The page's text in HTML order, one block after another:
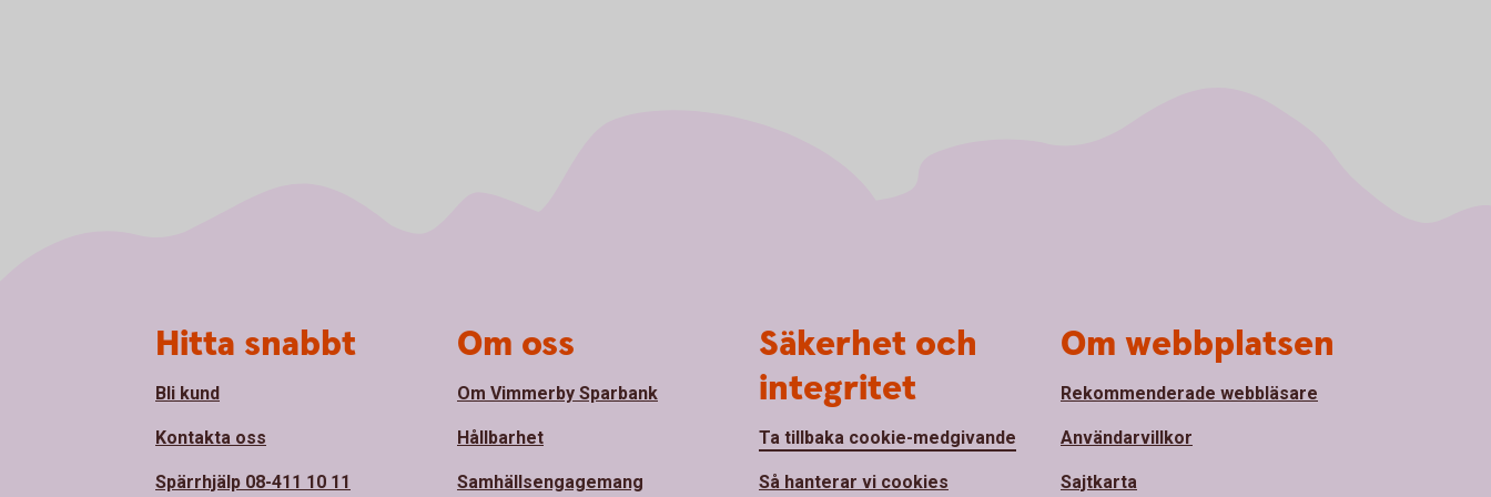
Hitta snabbt
Bli kund
Kontakta oss
Spärrhjälp 08-411 10 11
Om oss
Om Vimmerby Sparbank
Hållbarhet
Samhällsengagemang
Säkerhet och
integritet
Ta tillbaka cookie-medgivande
Så hanterar vi cookies
Om webbplatsen
Rekommenderade webbläsare
Användarvillkor
Sajtkarta